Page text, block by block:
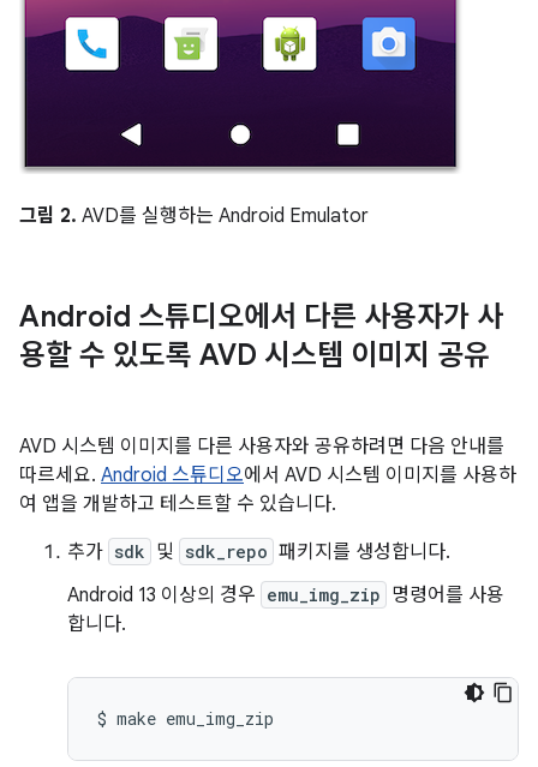
그림 2. AVD를 실행하는 Android Emulator
Android 스튜디오에서 다른 사용자가 사
용할 수 있도록 AVD 시스템 이미지 공유
AVD 시스템 이미지를 다른 사용자와 공유하려면 다음 안내를
따르세요. Android 스튜디오에서 AVD 시스템 이미지를 사용하
여 앱을 개발하고 테스트할 수 있습니다.
추가 sdk 및 sdk_repo 패키지를 생성합니다.
Android 13 이상의 경우 emu_img_zip 명령어를 사용
합니다.
$ make